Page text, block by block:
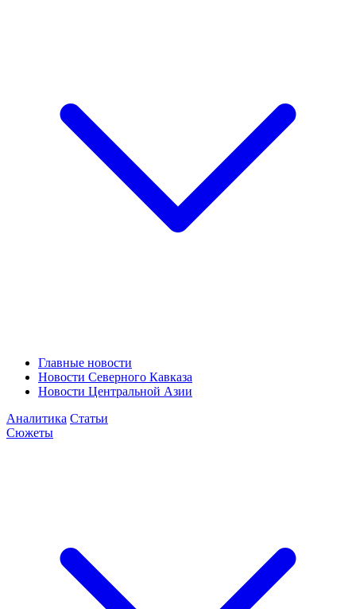
Главные новости
Новости Северного Кавказа
Новости Центральной Азии
Аналитика Статьи
Сюжеты